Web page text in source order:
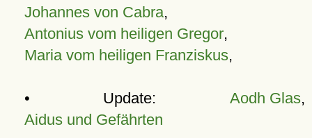
Johannes von Cabra,
Antonius vom heiligen Gregor,
Maria vom heiligen Franziskus,
• Update: Aodh Glas,
Aidus und Gefährten